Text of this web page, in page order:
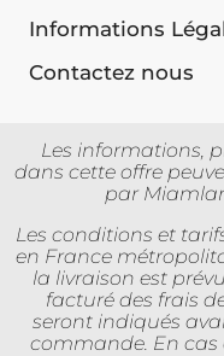
Informations
Contactez nous
Les informations,
dans cette offre
par
Les conditions et
en France
la livraison est
facturé des frais
seront indiqués
commande. En cas